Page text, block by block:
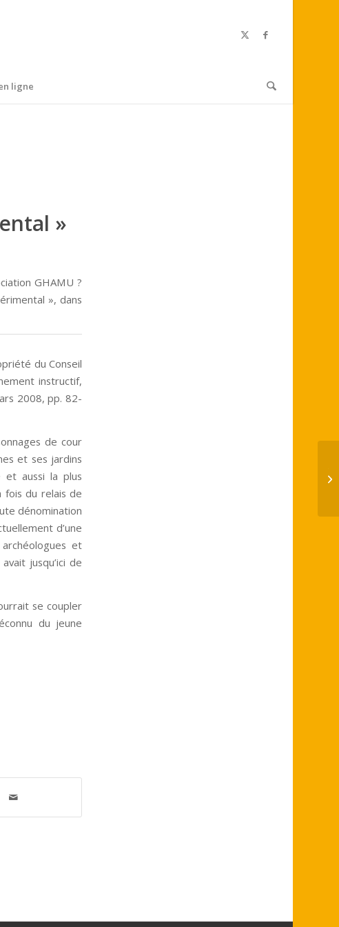
ligne
»
GHAMU ?
», dans
du Conseil
instructif,
2008, pp. 82-
de cour
et ses jardins
et aussi la plus
fois du relais de
dénomination
d’une
et
jusqu’ici de
se coupler
du jeune